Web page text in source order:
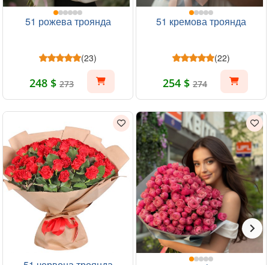
51 рожева троянда
(23)
248 $ 273
51 кремова троянда
(22)
254 $ 274